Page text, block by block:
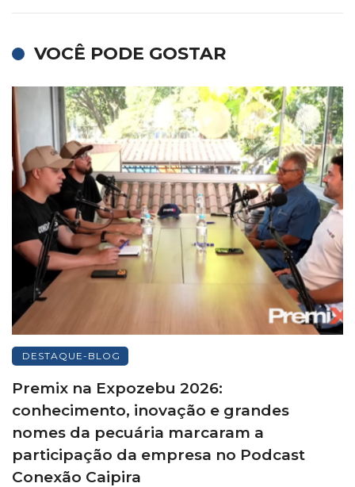
VOCÊ PODE GOSTAR
DESTAQUE-BLOG
Premix na Expozebu 2026:
conhecimento, inovação e grandes
nomes da pecuária marcaram a
participação da empresa no Podcast
Conexão Caipira